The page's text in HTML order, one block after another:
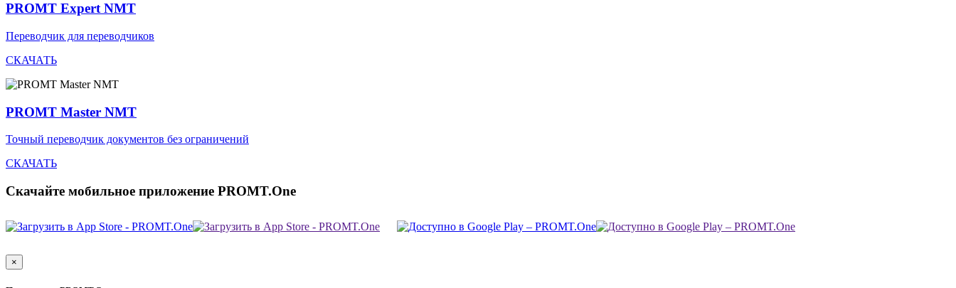
PROMT Expert NMT
Переводчик для переводчиков
СКАЧАТЬ
PROMT Master NMT
Точный переводчик документов без ограничений
СКАЧАТЬ
Скачайте мобильное приложение PROMT.One
×